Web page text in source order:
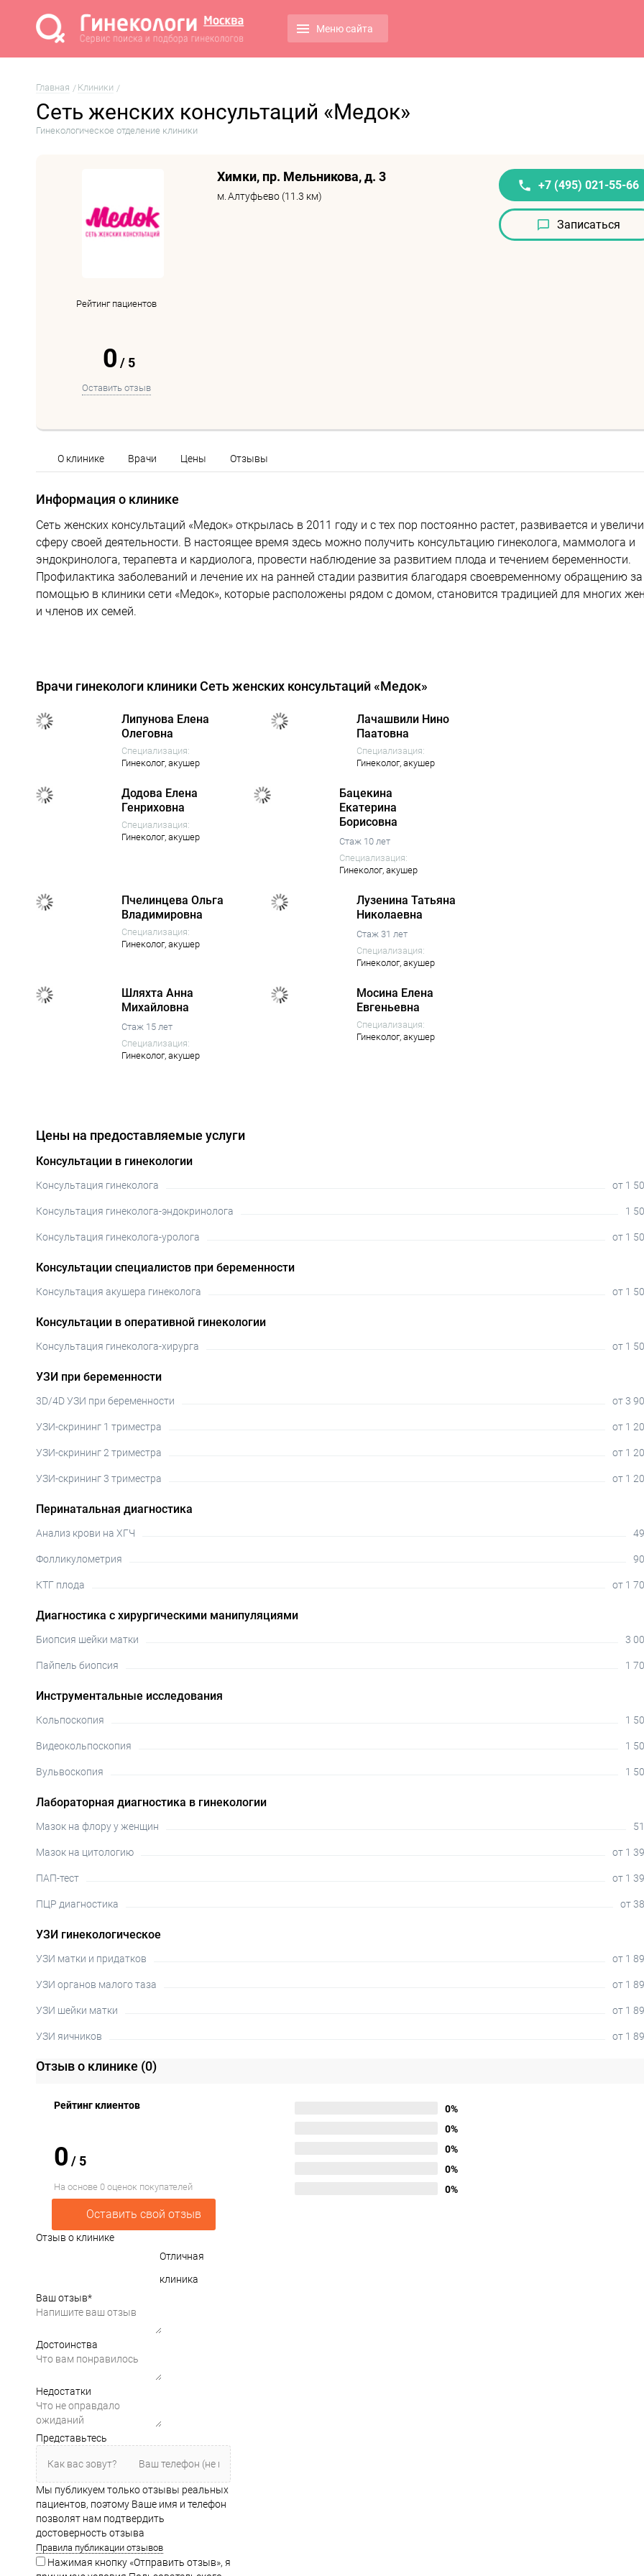
Меню сайта
Главная Клиники
Сеть женских консультаций «Медок»
Гинекологическое отделение клиники
Рейтинг пациентов
0 / 5
Оставить отзыв
Химки, пр. Мельникова, д. 3
м. Алтуфьево (11.3 км)
+7 (495) 021-55-66
Записаться
О клинике Врачи Цены Отзывы
Информация о клинике
Сеть женских консультаций «Медок» открылась в 2011 году и с тех пор постоянно растет, развивается и
сферу своей деятельности. В настоящее время здесь можно получить консультацию гинеколога, маммолога и
эндокринолога, терапевта и кардиолога, провести наблюдение за развитием плода и течением беременности.
Профилактика заболеваний и лечение их на ранней стадии развития благодаря своевременному обращению за
помощью в клиники сети «Медок», которые расположены рядом с домом, становится традицией для многих
и членов их семей.
Врачи гинекологи клиники Сеть женских консультаций «Медок»
Липунова Елена
Олеговна
Специализация:
Гинеколог, акушер
Лачашвили Нино
Паатовна
Специализация:
Гинеколог, акушер
Додова Елена
Генриховна
Специализация:
Гинеколог, акушер
Бацекина
Екатерина
Борисовна
Стаж 10 лет
Специализация:
Гинеколог, акушер
Пчелинцева Ольга
Владимировна
Специализация:
Гинеколог, акушер
Лузенина Татьяна
Николаевна
Стаж 31 лет
Специализация:
Гинеколог, акушер
Шляхта Анна
Михайловна
Стаж 15 лет
Специализация:
Гинеколог, акушер
Мосина Елена
Евгеньевна
Специализация:
Гинеколог, акушер
Цены на предоставляемые услуги
Консультации в гинекологии
Консультация гинеколога от 1
Консультация гинеколога-эндокринолога 1
Консультация гинеколога-уролога от 1
Консультации специалистов при беременности
Консультация акушера гинеколога от 1
Консультации в оперативной гинекологии
Консультация гинеколога-хирурга от 1
УЗИ при беременности
3D/4D УЗИ при беременности от 3
УЗИ-скрининг 1 триместра от 1
УЗИ-скрининг 2 триместра от 1
УЗИ-скрининг 3 триместра от 1
Перинатальная диагностика
Анализ крови на ХГЧ
Фолликулометрия
КТГ плода от 1
Диагностика с хирургическими манипуляциями
Биопсия шейки матки 3
Пайпель биопсия 1
Инструментальные исследования
Кольпоскопия 1
Видеокольпоскопия 1
Вульвоскопия 1
Лабораторная диагностика в гинекологии
Мазок на флору у женщин
Мазок на цитологию от 1
ПАП-тест от 1
ПЦР диагностика от
УЗИ гинекологическое
УЗИ матки и придатков от 1
УЗИ органов малого таза от 1
УЗИ шейки матки от 1
УЗИ яичников от 1
Отзыв о клинике (0)
Рейтинг клиентов
0 / 5
На основе 0 оценок покупателей
0%
0%
0%
0%
0%
Оставить свой отзыв
Отзыв о клинике
Отличная
клиника
Ваш отзыв*
Достоинства
Недостатки
Представьтесь
Мы публикуем только отзывы реальных
пациентов, поэтому Ваше имя и телефон
позволят нам подтвердить
достоверность отзыва
Правила публикации отзывов
Нажимая кнопку «Отправить отзыв», я